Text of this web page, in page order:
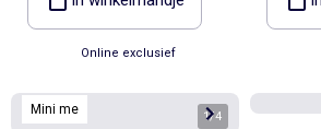
Online exclusief
Mini me 1/4